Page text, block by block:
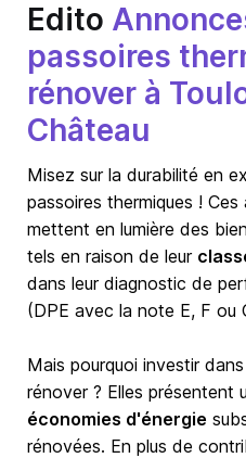
Edito
passoires
rénover à
Château
Misez sur la durabilité en
passoires thermiques !
mettent en lumière des
tels en raison de leur
dans leur diagnostic de
(DPE avec la note E, F ou
Mais pourquoi investir
rénover ? Elles présentent
économies d'énergie
rénovées. En plus de